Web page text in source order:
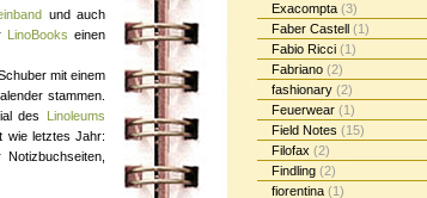
und auch
LinoBooks einen
mit einem
stammen.
des Linoleums
wie letztes Jahr:
Exacompta (3)
Faber Castell (1)
Fabio Ricci (1)
Fabriano (2)
fashionary (2)
Feuerwear (1)
Field Notes (15)
Filofax (2)
Findling (2)
fiorentina (1)